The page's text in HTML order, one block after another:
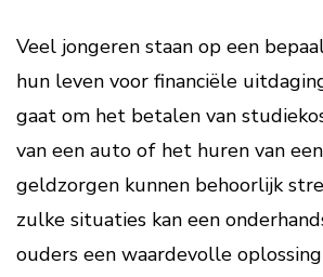
Veel jongeren staan op een
hun leven voor financiële
gaat om het betalen van
van een auto of het huren van
geldzorgen kunnen behoorlijk
zulke situaties kan een
ouders een waardevolle